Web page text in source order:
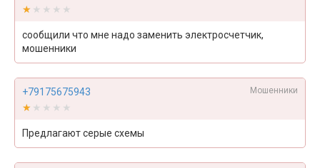
★★★★★
★★★★★
сообщили что мне надо заменить электросчетчик,
мошенники
+79175675943 Мошенники
★★★★★
★★★★★
Предлагают серые схемы